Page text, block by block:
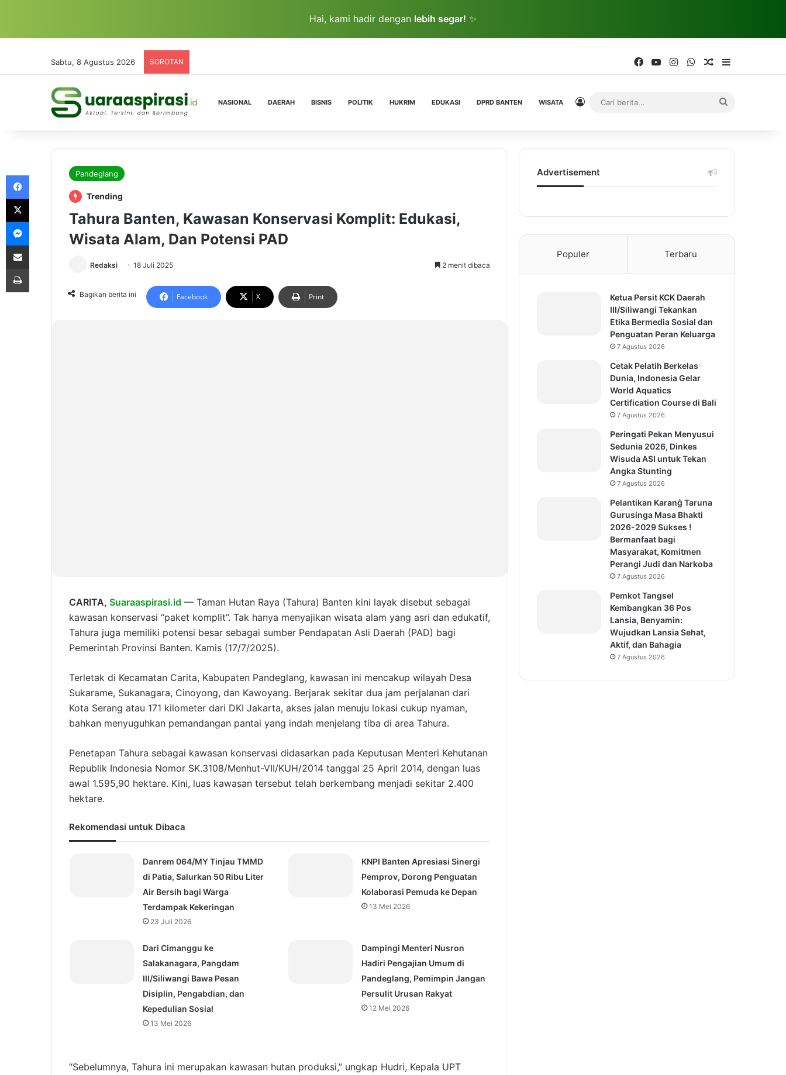
Hai, kami hadir dengan lebih segar! ✨
Sabtu, 8 Agustus 2026 SOROTAN FacebookYouTubeInstagramWhatsAppRandom Article
NASIONAL DAERAH BISNIS POLITIK HUKRIM EDUKASI DPRD BANTEN WISATA Log In
Pandeglang
Trending
Tahura Banten, Kawasan Konservasi Komplit: Edukasi,
Wisata Alam, Dan Potensi PAD
Redaksi 18 Juli 2025 2 menit dibaca
Bagikan berita ini Facebook X Print
CARITA, Suaraaspirasi.id — Taman Hutan Raya (Tahura) Banten kini layak disebut sebagai
kawasan konservasi “paket komplit”. Tak hanya menyajikan wisata alam yang asri dan edukatif,
Tahura juga memiliki potensi besar sebagai sumber Pendapatan Asli Daerah (PAD) bagi
Pemerintah Provinsi Banten. Kamis (17/7/2025).
Terletak di Kecamatan Carita, Kabupaten Pandeglang, kawasan ini mencakup wilayah Desa
Sukarame, Sukanagara, Cinoyong, dan Kawoyang. Berjarak sekitar dua jam perjalanan dari
Kota Serang atau 171 kilometer dari DKI Jakarta, akses jalan menuju lokasi cukup nyaman,
bahkan menyuguhkan pemandangan pantai yang indah menjelang tiba di area Tahura.
Penetapan Tahura sebagai kawasan konservasi didasarkan pada Keputusan Menteri Kehutanan
Republik Indonesia Nomor SK.3108/Menhut-VII/KUH/2014 tanggal 25 April 2014, dengan luas
awal 1.595,90 hektare. Kini, luas kawasan tersebut telah berkembang menjadi sekitar 2.400
hektare.
Rekomendasi untuk Dibaca
Danrem 064/MY Tinjau TMMD
di Patia, Salurkan 50 Ribu Liter
Air Bersih bagi Warga
Terdampak Kekeringan
23 Juli 2026
KNPI Banten Apresiasi Sinergi
Pemprov, Dorong Penguatan
Kolaborasi Pemuda ke Depan
13 Mei 2026
Dari Cimanggu ke
Salakanagara, Pangdam
III/Siliwangi Bawa Pesan
Disiplin, Pengabdian, dan
Kepedulian Sosial
13 Mei 2026
Dampingi Menteri Nusron
Hadiri Pengajian Umum di
Pandeglang, Pemimpin Jangan
Persulit Urusan Rakyat
12 Mei 2026
“Sebelumnya, Tahura ini merupakan kawasan hutan produksi,” ungkap Hudri, Kepala UPT
Advertisement
Populer Terbaru
Ketua Persit KCK Daerah
III/Siliwangi Tekankan
Etika Bermedia Sosial dan
Penguatan Peran Keluarga
7 Agustus 2026
Cetak Pelatih Berkelas
Dunia, Indonesia Gelar
World Aquatics
Certification Course di Bali
7 Agustus 2026
Peringati Pekan Menyusui
Sedunia 2026, Dinkes
Wisuda ASI untuk Tekan
Angka Stunting
7 Agustus 2026
Pelantikan Karanĝ Taruna
Gurusinga Masa Bhakti
2026-2029 Sukses !
Bermanfaat bagi
Masyarakat, Komitmen
Perangi Judi dan Narkoba
7 Agustus 2026
Pemkot Tangsel
Kembangkan 36 Pos
Lansia, Benyamin:
Wujudkan Lansia Sehat,
Aktif, dan Bahagia
7 Agustus 2026